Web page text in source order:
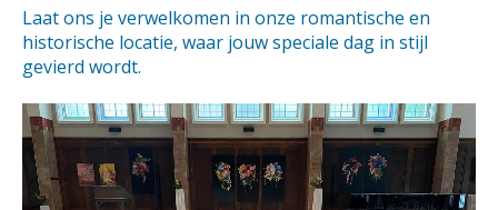
Laat ons je verwelkomen in onze romantische en
historische locatie, waar jouw speciale dag in stijl
gevierd wordt.